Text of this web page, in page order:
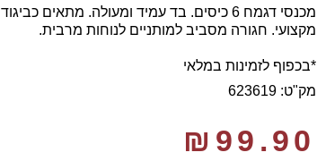
מכנסי דגמח 6 כיסים. בד עמיד ומעולה. מתאים כביגוד
מקצועי. חגורה מסביב למותניים לנוחות מרבית.
*בכפוף לזמינות במלאי
מק"ט: 623619
₪ 99.90